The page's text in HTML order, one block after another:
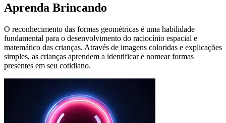
Aprenda Brincando
O reconhecimento das formas geométricas é uma habilidade
fundamental para o desenvolvimento do raciocínio espacial e
matemático das crianças. Através de imagens coloridas e explicações
simples, as crianças aprendem a identificar e nomear formas
presentes em seu cotidiano.